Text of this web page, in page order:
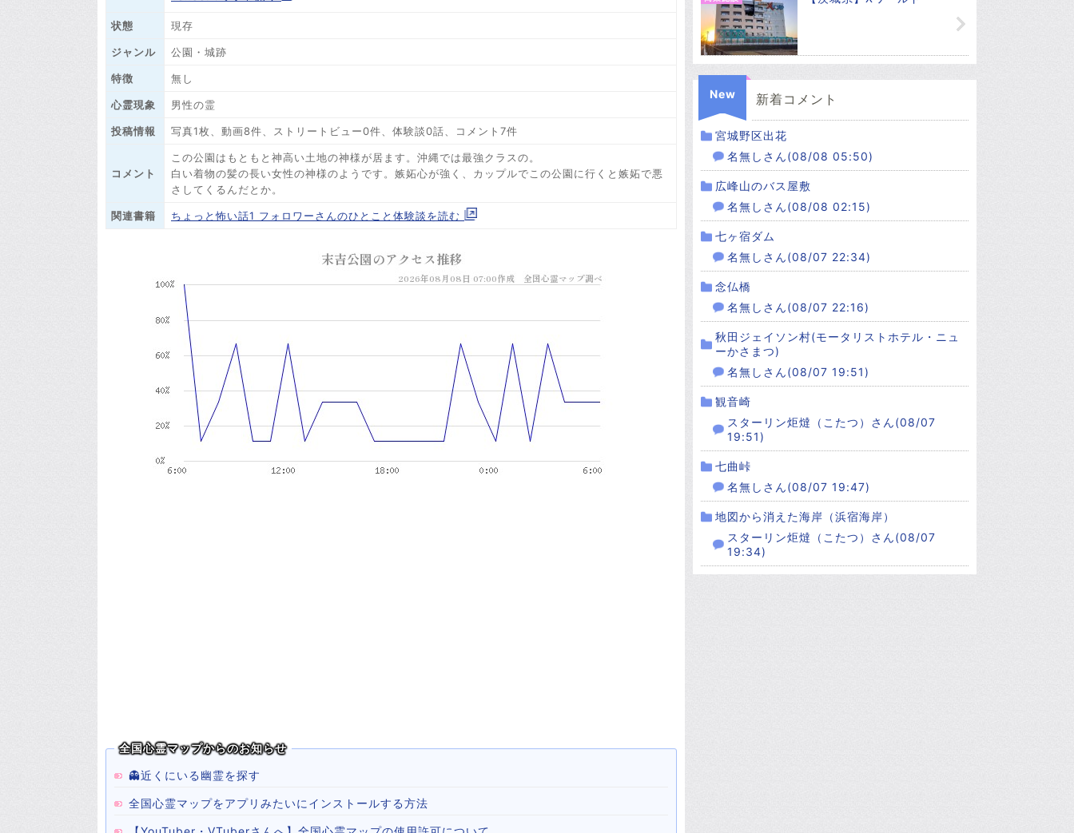
状態 現存
ジャンル 公園・城跡
特徴 無し
心霊現象 男性の霊
投稿情報 写真1枚、動画8件、ストリートビュー0件、体験談0話、コメント7件
コメント
この公園はもともと神高い土地の神様が居ます。沖縄では最強クラスの。
白い着物の髪の長い女性の神様のようです。嫉妬心が強く、カップルでこの公園に行くと嫉妬で悪
さしてくるんだとか。
関連書籍 ちょっと怖い話1 フォロワーさんのひとこと体験談を読む
全国心霊マップからのお知らせ
👻近くにいる幽霊を探す
全国心霊マップをアプリみたいにインストールする方法
New 新着コメント
宮城野区出花
名無しさん(08/08 05:50)
広峰山のバス屋敷
名無しさん(08/08 02:15)
七ヶ宿ダム
名無しさん(08/07 22:34)
念仏橋
名無しさん(08/07 22:16)
秋田ジェイソン村(モータリストホテル・ニュ
ーかさまつ)
名無しさん(08/07 19:51)
観音崎
スターリン炬燵（こたつ）さん(08/07
19:51)
七曲峠
名無しさん(08/07 19:47)
地図から消えた海岸（浜宿海岸）
スターリン炬燵（こたつ）さん(08/07
19:34)